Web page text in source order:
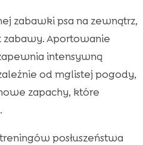
zabawki psa na zewnątrz,
Aportowanie
intensywną
od mglistej pogody,
zapachy, które
posłuszeństwa